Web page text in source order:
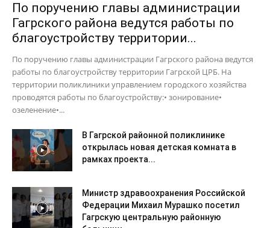
По поручению главы администрации
Гагрского района ведутся работы по
благоустройству территории...
По поручению главы администрации Гагрского района ведутся
работы по благоустройству территории Гагрской ЦРБ. На
территории поликлиники управлением городского хозяйства
проводятся работы по благоустройству:• зонирование•
озеленение•...
В Гагрской районной поликлинике
открылась новая детская комната в
рамках проекта...
Министр здравоохранения Российской
Федерации Михаил Мурашко посетил
Гагрскую центральную районную